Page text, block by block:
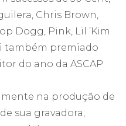
Chris Brown,
Dogg, Pink, Lil ’Kim
também premiado
do ano da ASCAP
na produção de
sua gravadora,